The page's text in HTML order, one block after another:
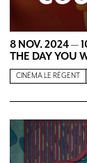
8 NOV. 2024—
THE DAY YOU
CINÉMA LE RÉGENT